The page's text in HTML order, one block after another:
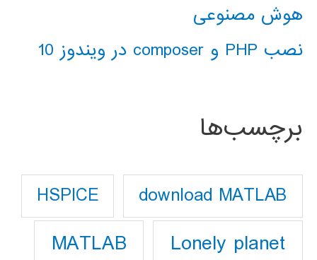
هوش مصنوعی
نصب PHP و composer در ویندوز 10
برچسب‌ها
download MATLAB
HSPICE
Lonely planet
MATLAB